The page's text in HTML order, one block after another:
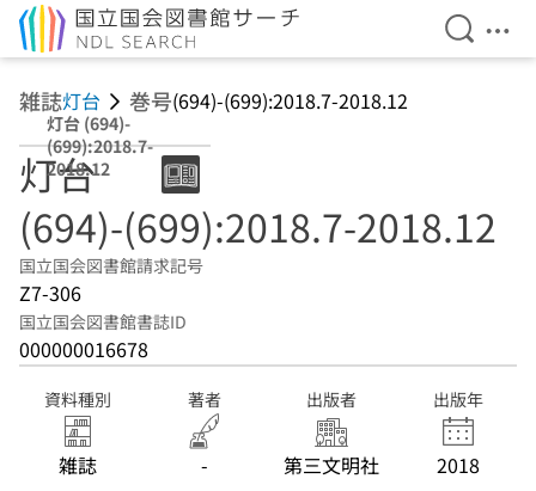
検索を
メ
雑誌灯台 巻号(694)-(699):2018.7-2018.12
灯台 (694)-
(699):2018.7-
2018.12
灯台
(694)-(699):2018.7-2018.12
国立国会図書館請求記号
Z7-306
国立国会図書館書誌ID
000000016678
資料種別
雑誌
著者
-
出版者
第三文明社
出版年
2018